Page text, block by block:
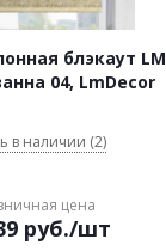
блэкаут LM
04, LmDecor
в наличии (2)
цена
руб./шт